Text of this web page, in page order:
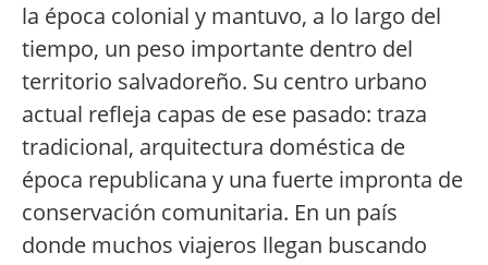
la época colonial y mantuvo, a lo largo del
tiempo, un peso importante dentro del
territorio salvadoreño. Su centro urbano
actual refleja capas de ese pasado: traza
tradicional, arquitectura doméstica de
época republicana y una fuerte impronta de
conservación comunitaria. En un país
donde muchos viajeros llegan buscando